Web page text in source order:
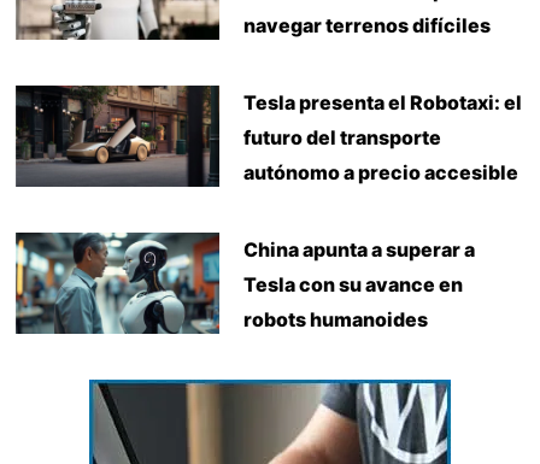
navegar terrenos difíciles
Tesla presenta el Robotaxi: el
futuro del transporte
autónomo a precio accesible
China apunta a superar a
Tesla con su avance en
robots humanoides